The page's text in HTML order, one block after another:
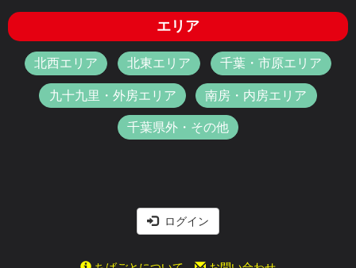
エリア
北西エリア 北東エリア 千葉・市原エリア
九十九里・外房エリア 南房・内房エリア
千葉県外・その他
ログイン